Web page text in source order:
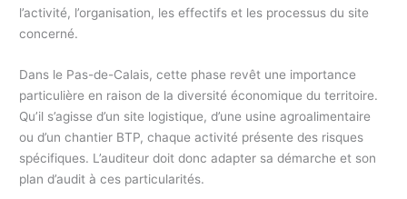
l’activité, l’organisation, les effectifs et les processus du site
concerné.
Dans le Pas-de-Calais, cette phase revêt une importance
particulière en raison de la diversité économique du territoire.
Qu’il s’agisse d’un site logistique, d’une usine agroalimentaire
ou d’un chantier BTP, chaque activité présente des risques
spécifiques. L’auditeur doit donc adapter sa démarche et son
plan d’audit à ces particularités.